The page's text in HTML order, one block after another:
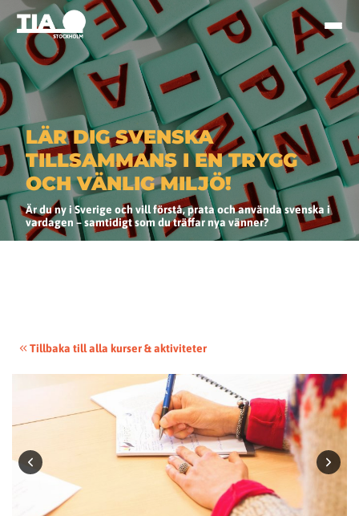
LÄR DIG SVENSKA
TILLSAMMANS I EN TRYGG
OCH VÄNLIG MILJÖ!
Är du ny i Sverige och vill förstå, prata och använda svenska i
vardagen – samtidigt som du träffar nya vänner?
Tillbaka till alla kurser & aktiviteter